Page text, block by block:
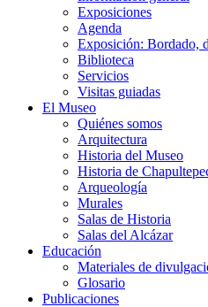
Exposiciones
Agenda
Exposición: Bordado,
Biblioteca
Servicios
Visitas guiadas
El Museo
Quiénes somos
Arquitectura
Historia del Museo
Historia de
Arqueología
Murales
Salas de Historia
Salas del Alcázar
Educación
Materiales de
Glosario
Publicaciones